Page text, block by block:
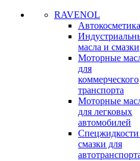
RAVENOL
Автокосметика
масла и смазки
Моторные
для
коммерческого
транспорта
Моторные
для легковых
автомобилей
смазки для